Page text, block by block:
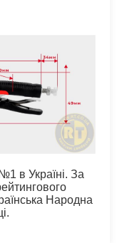
в Україні. За
Народна